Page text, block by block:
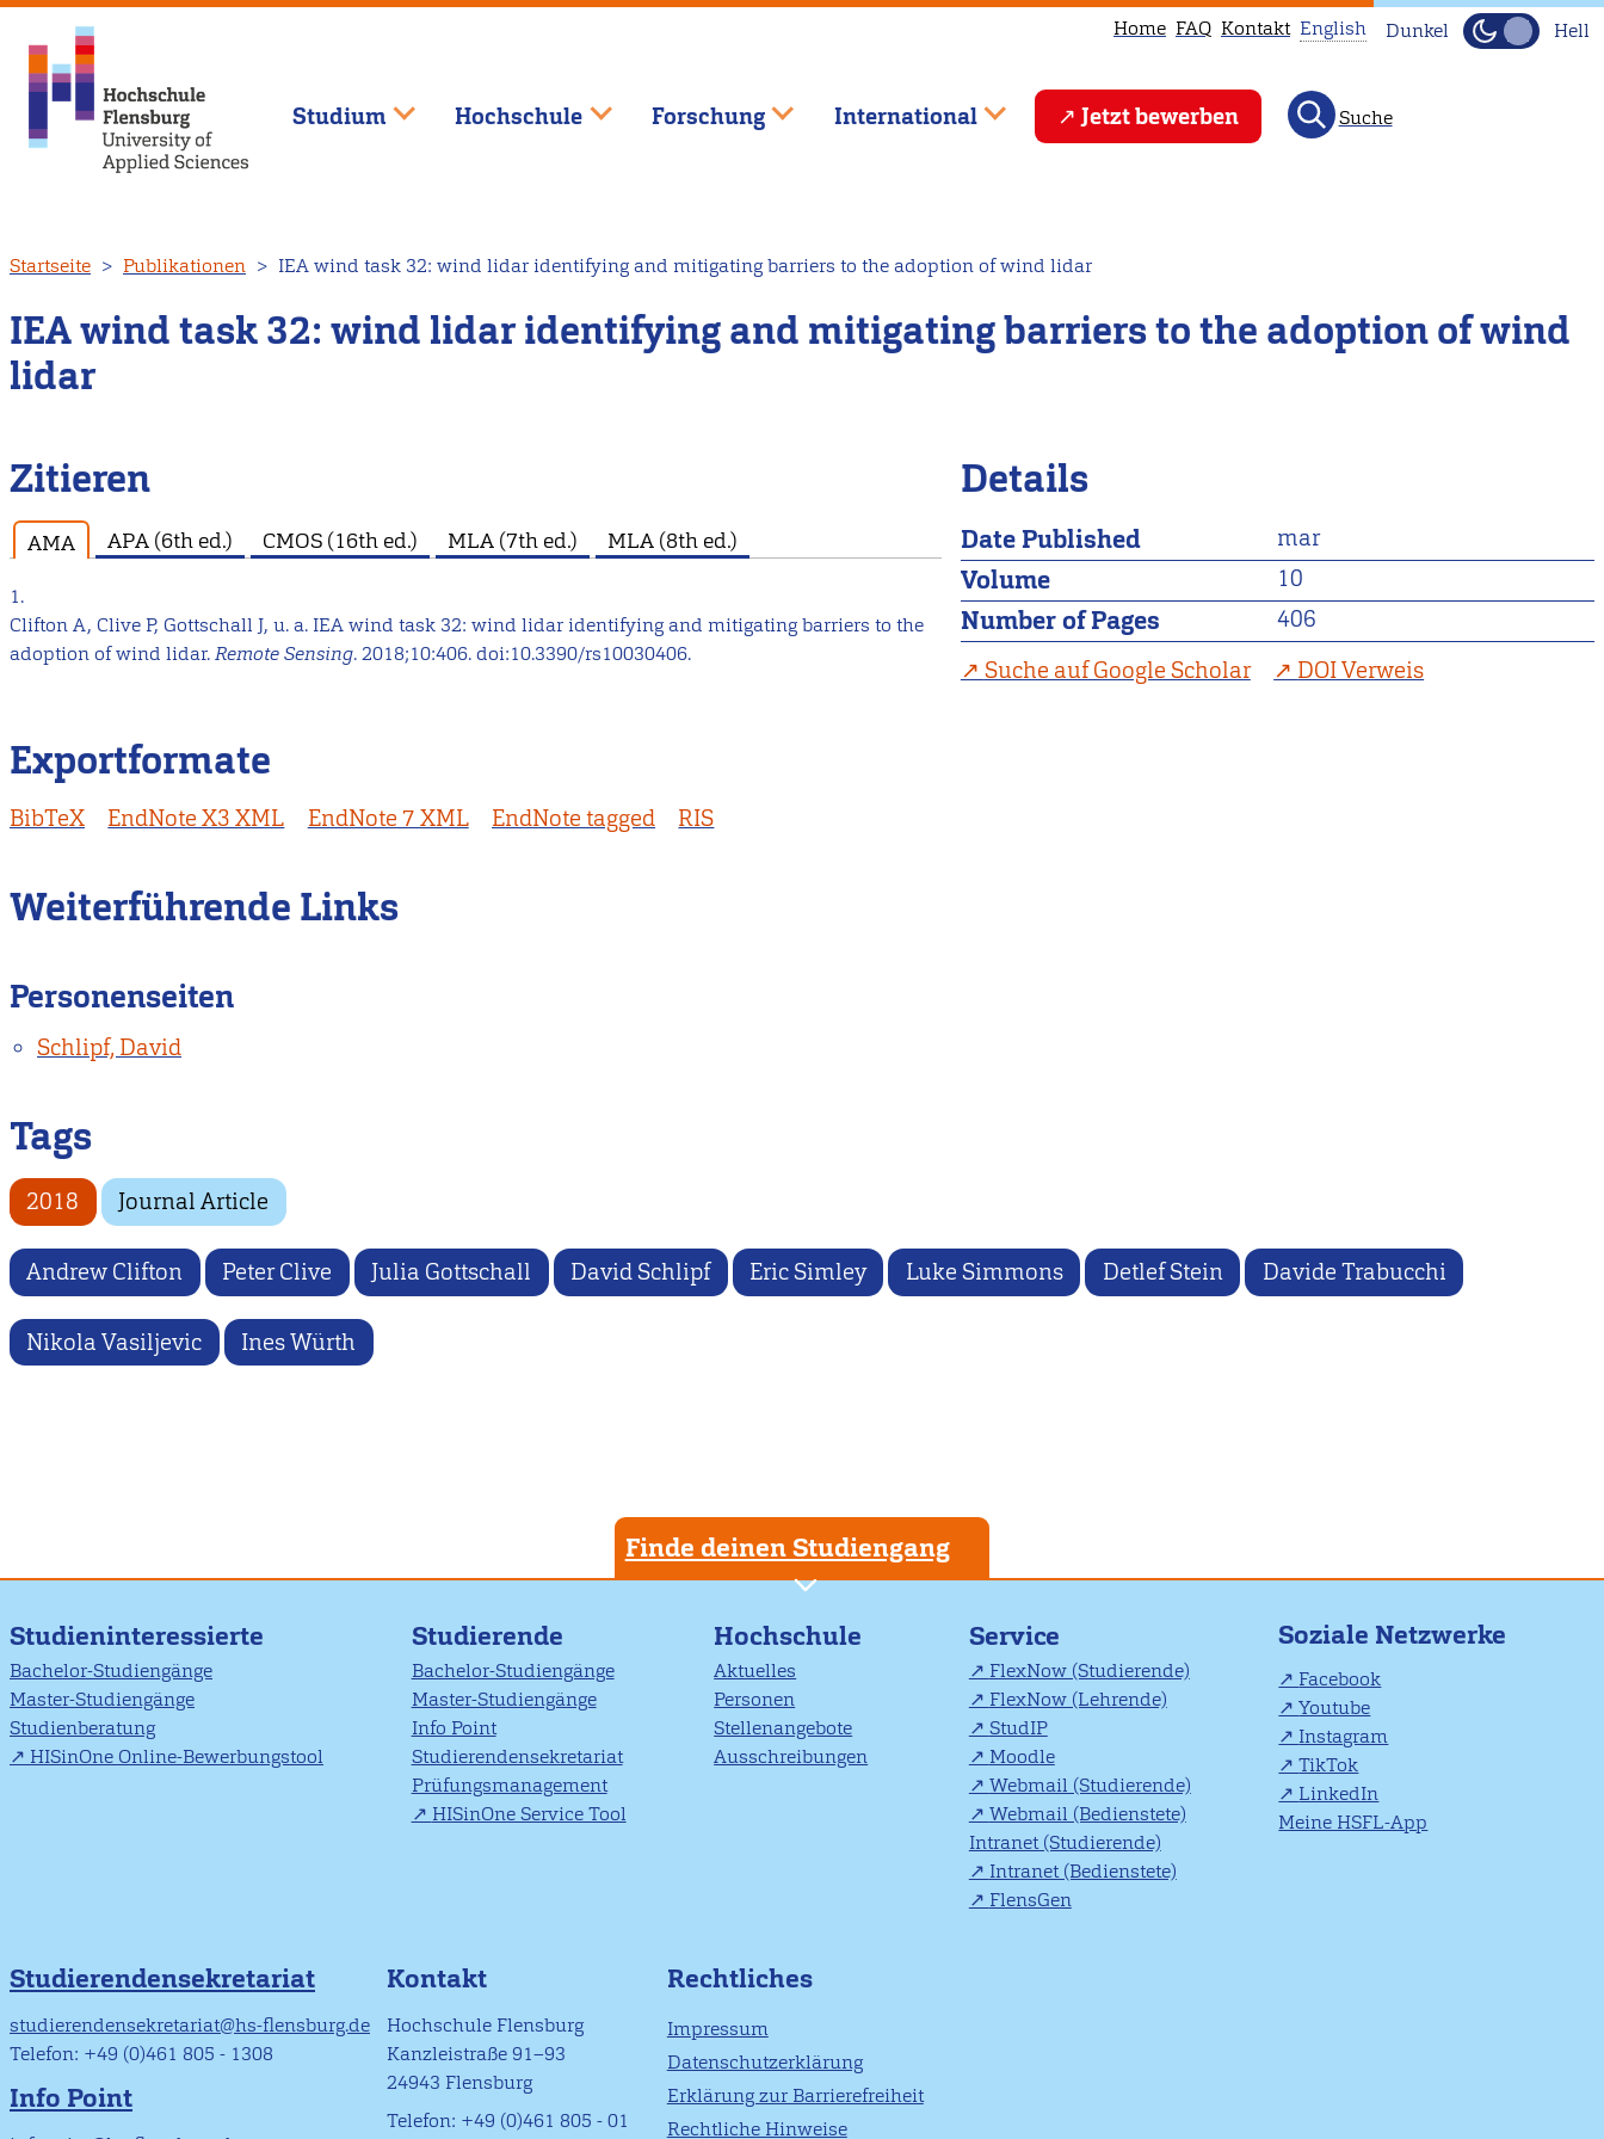
zum
Inhalt
Home FAQ Kontakt
This
page
Head
English Dunkel Hell
Studium Hochschule Forschung International Jetzt bewerben Suche
Startseite Publikationen IEA wind task 32: wind lidar identifying and mitigating barriers to the adoption of wind lidar
IEA wind task 32: wind lidar identifying and mitigating barriers to the adoption of wind
lidar
Zitieren
AMA APA (6th ed.) CMOS (16th ed.) MLA (7th ed.) MLA (8th ed.)
1.
Clifton A, Clive P, Gottschall J, u. a. IEA wind task 32: wind lidar identifying and mitigating barriers to the
adoption of wind lidar.Remote Sensing. 2018;10:406. doi:10.3390/rs10030406.
Details
Date Published mar
Volume 10
Number of Pages
406
Suche auf Google Scholar
DOI Verweis
Exportformate
BibTeX EndNote X3 XML EndNote 7 XML EndNote tagged RIS
Weiterführende Links
Personenseiten
Schlipf, David
Tags
2018 Journal Article
Andrew Clifton Peter Clive Julia Gottschall David Schlipf Eric Simley Luke Simmons Detlef Stein Davide Trabucchi
Nikola Vasiljevic Ines Würth
Finde deinen Studiengang
Studieninteressierte
Bachelor-Studiengänge
Master-Studiengänge
Studienberatung
HISinOne Online-Bewerbungstool
Studierende
Bachelor-Studiengänge
Master-Studiengänge
Info Point
Studierendensekretariat
Prüfungsmanagement
HISinOne Service Tool
Hochschule
Aktuelles
Personen
Stellenangebote
Ausschreibungen
Service
FlexNow (Studierende)
FlexNow (Lehrende)
StudIP
Moodle
Webmail (Studierende)
Webmail (Bedienstete)
Intranet (Studierende)
Intranet (Bedienstete)
FlensGen
Soziale Netzwerke
Facebook
Youtube
Instagram
TikTok
LinkedIn
Meine HSFL-App
Studierendensekretariat
studierendensekretariat@hs-flensburg.de
Telefon: +49 (0)461 805 - 1308
Info Point
Kontakt
Hochschule Flensburg
Kanzleistraße 91–93
24943 Flensburg
Telefon: +49 (0)461 805 - 01
Rechtliches
Impressum
Datenschutzerklärung
Erklärung zur Barrierefreiheit
Rechtliche Hinweise